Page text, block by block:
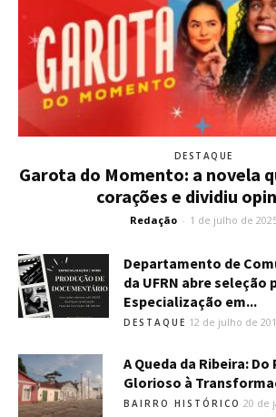
DESTAQUE
Garota do Momento: a novela
corações e dividiu
Redação - 1 de julho de
Departamento de
da UFRN abre seleção
Especialização em...
DESTAQUE 12 de julho de
A Queda da Ribeira: Do
Glorioso à
BAIRRO HISTÓRICO 20 de